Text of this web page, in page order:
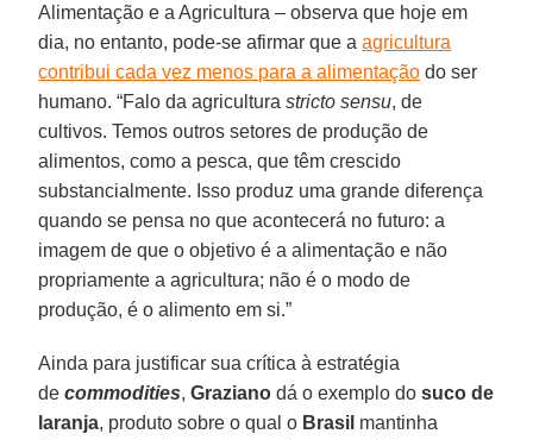
Alimentação e a Agricultura – observa que hoje em
dia, no entanto, pode-se afirmar que aagricultura
contribui cada vez menos para a alimentação do ser
humano. “Falo da agriculturastricto sensu, de
cultivos. Temos outros setores de produção de
alimentos, como a pesca, que têm crescido
substancialmente. Isso produz uma grande diferença
quando se pensa no que acontecerá no futuro: a
imagem de que o objetivo é a alimentação e não
propriamente a agricultura; não é o modo de
produção, é o alimento em si.”
Ainda para justificar sua crítica à estratégia
decommodities,Graziano dá o exemplo dosuco de
laranja, produto sobre o qual o Brasil mantinha